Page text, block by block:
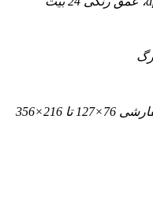
A4, B5, A5, پاکت (DL, C5) و سفارشی 76×127 تا 216×356